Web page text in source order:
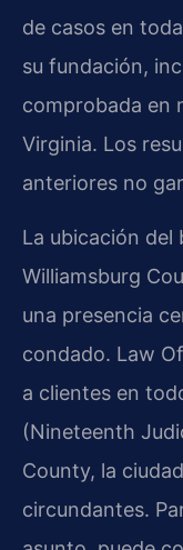
de casos en
su fundación,
comprobada en
Virginia. Los
anteriores no
La ubicación
Williamsburg
una presencia
condado. Law
a clientes en
(Nineteenth
County, la
circundantes.